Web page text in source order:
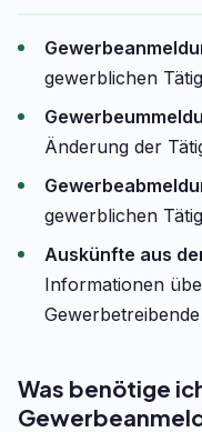
gewerblichen
Änderung der
gewerblichen
Auskünfte aus
Informationen
Gewerbetreibende
Was benötige